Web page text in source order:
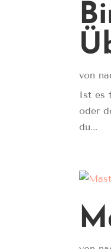
von
Ist es
oder
du...